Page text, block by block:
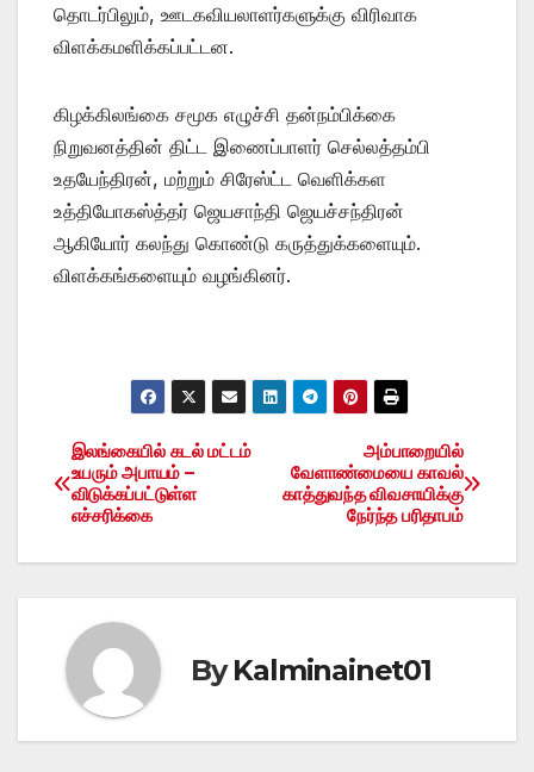
தொடர்பிலும், ஊடகவியலாளர்களுக்கு விரிவாக
விளக்கமளிக்கப்பட்டன.
கிழக்கிலங்கை சமூக எழுச்சி தன்நம்பிக்கை
நிறுவனத்தின் திட்ட இணைப்பாளர் செல்லத்தம்பி
உதயேந்திரன், மற்றும் சிரேஸ்ட்ட வெளிக்கள
உத்தியோகஸ்த்தர் ஜெயசாந்தி ஜெயச்சந்திரன்
ஆகியோர் கலந்து கொண்டு கருத்துக்களையும்.
விளக்கங்களையும் வழங்கினர்.
Post
navigation
அம்பாறையில்
வேளாண்மையை காவல்
காத்துவந்த விவசாயிக்கு
நேர்ந்த பரிதாபம்
இலங்கையில் கடல் மட்டம்
உயரும் அபாயம் –
விடுக்கப்பட்டுள்ள
எச்சரிக்கை
ByKalminainet01